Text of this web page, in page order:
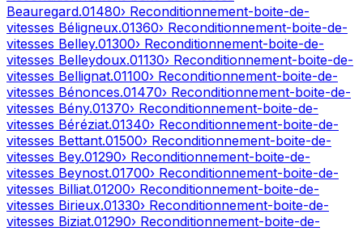
Beauregard.01480› Reconditionnement-boite-de-
vitesses Béligneux.01360› Reconditionnement-boite-de-
vitesses Belley.01300› Reconditionnement-boite-de-
vitesses Belleydoux.01130› Reconditionnement-boite-de-
vitesses Bellignat.01100› Reconditionnement-boite-de-
vitesses Bénonces.01470› Reconditionnement-boite-de-
vitesses Bény.01370› Reconditionnement-boite-de-
vitesses Béréziat.01340› Reconditionnement-boite-de-
vitesses Bettant.01500› Reconditionnement-boite-de-
vitesses Bey.01290› Reconditionnement-boite-de-
vitesses Beynost.01700› Reconditionnement-boite-de-
vitesses Billiat.01200› Reconditionnement-boite-de-
vitesses Birieux.01330› Reconditionnement-boite-de-
vitesses Biziat.01290› Reconditionnement-boite-de-